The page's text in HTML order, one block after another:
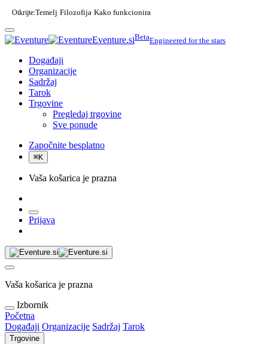
Otkrijte:Temelj·Filozofija·Kako funkcionira
Eventure.siBetaEngineered for the stars
Događaji
Organizacije
Sadržaj
Tarok
Trgovine
Pregledaj trgovine
Sve ponude
Započnite besplatno
⌘K
Vaša košarica je prazna
Prijava
Vaša košarica je prazna
Izbornik
Početna
Događaji Organizacije Sadržaj Tarok
Trgovine